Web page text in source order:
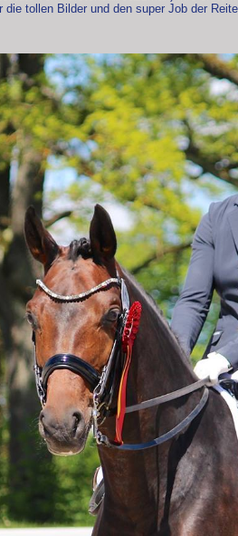
die tollen Bilder und den super Job der